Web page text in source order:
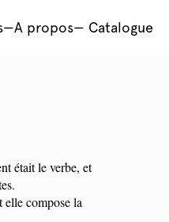
—A propos— Catalogue
était le verbe, et
elle compose la